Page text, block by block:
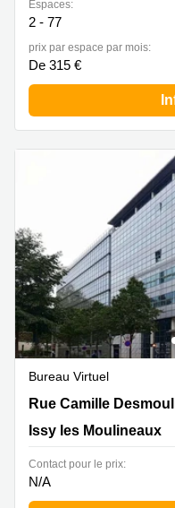
Espaces:
2 - 77
prix par espace par mois:
De 315 €
Bureau Virtuel
13 Rue Camille
Rue Camille
Issy les Moulineaux
Contact pour le prix:
N/A